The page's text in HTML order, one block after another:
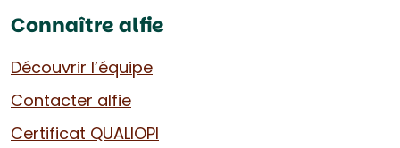
Connaître alfie
Découvrir l’équipe
Contacter alfie
Certificat QUALIOPI